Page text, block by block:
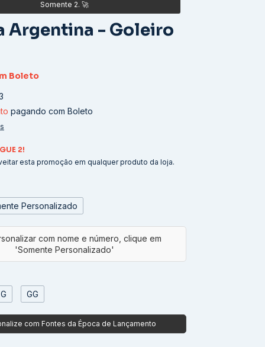
Argentina - Goleiro
Boleto
pagando com Boleto
2!
esta promoção em qualquer produto da loja.
Personalizado
G GG